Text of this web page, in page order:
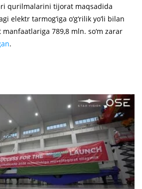
qurilmalarini tijorat maqsadida
elektr tarmog‘iga o‘g‘rilik yo‘li bilan
789,8 mln. so‘m zarar
.